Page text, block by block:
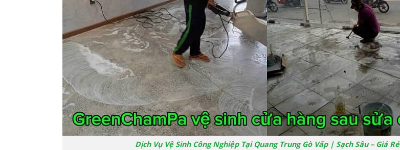
Dịch Vụ Vệ Sinh Công Nghiệp Tại Quang Trung Gò Vấp | Sạch Sâu – Giá Rẻ